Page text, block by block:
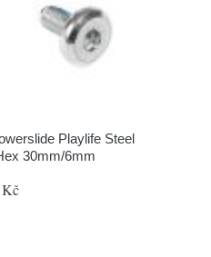
Playlife Steel
30mm/6mm